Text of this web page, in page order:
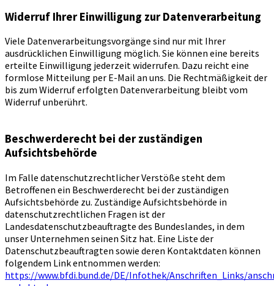
Widerruf Ihrer Einwilligung zur Datenverarbeitung
Viele Datenverarbeitungsvorgänge sind nur mit Ihrer
ausdrücklichen Einwilligung möglich. Sie können eine bereits
erteilte Einwilligung jederzeit widerrufen. Dazu reicht eine
formlose Mitteilung per E-Mail an uns. Die Rechtmäßigkeit der
bis zum Widerruf erfolgten Datenverarbeitung bleibt vom
Widerruf unberührt.
Beschwerderecht bei der zuständigen
Aufsichtsbehörde
Im Falle datenschutzrechtlicher Verstöße steht dem
Betroffenen ein Beschwerderecht bei der zuständigen
Aufsichtsbehörde zu. Zuständige Aufsichtsbehörde in
datenschutzrechtlichen Fragen ist der
Landesdatenschutzbeauftragte des Bundeslandes, in dem
unser Unternehmen seinen Sitz hat. Eine Liste der
Datenschutzbeauftragten sowie deren Kontaktdaten können
folgendem Link entnommen werden:
https://www.bfdi.bund.de/DE/Infothek/Anschriften_Links/